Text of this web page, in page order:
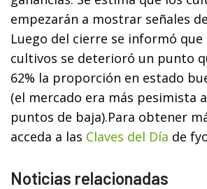
empezarán a mostrar señales
Luego del cierre se informó que
cultivos se deterioró un punto
62% la proporción en estado
(el mercado era más pesimista
puntos de baja).Para obtener
acceda a las Claves del Día de
Noticias relacionadas